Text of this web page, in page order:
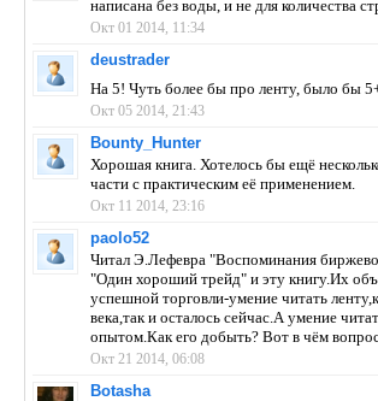
написана без воды, и не для количества
Окт 01 2014, 11:34
deustrader
На 5! Чуть более бы про ленту, было бы
Окт 05 2014, 21:43
Bounty_Hunter
Хорошая книга. Хотелось бы ещё
части с практическим её применением.
Окт 11 2014, 23:16
paolo52
Читал Э.Лефевра "Воспоминания
"Один хороший трейд" и эту книгу.Их
успешной торговли-умение читать
века,так и осталось сейчас.А умение
опытом.Как его добыть? Вот в чём
Окт 21 2014, 06:08
Botasha